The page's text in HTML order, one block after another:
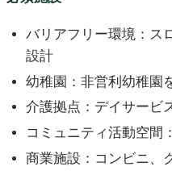
バリアフリー環境：ス
設計
幼稚園：非営利幼稚園
介護拠点：デイサービ
コミュニティ活動空間
商業施設：コンビニ、